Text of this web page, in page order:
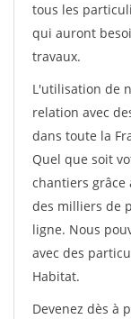
tous les
qui auront
travaux.
L'utilisation de
relation avec
dans toute la
Quel que soit
chantiers grâce
des milliers de
ligne. Nous
avec des
Habitat.
Devenez dès à